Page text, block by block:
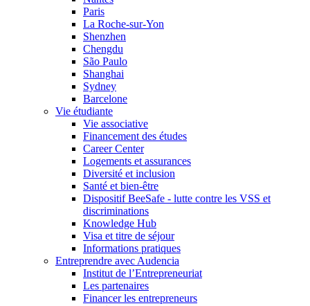
Paris
La Roche-sur-Yon
Shenzhen
Chengdu
São Paulo
Shanghai
Sydney
Barcelone
Vie étudiante
Vie associative
Financement des études
Career Center
Logements et assurances
Diversité et inclusion
Santé et bien-être
Dispositif BeeSafe - lutte contre les VSS et
discriminations
Knowledge Hub
Visa et titre de séjour
Informations pratiques
Entreprendre avec Audencia
Institut de l’Entrepreneuriat
Les partenaires
Financer les entrepreneurs